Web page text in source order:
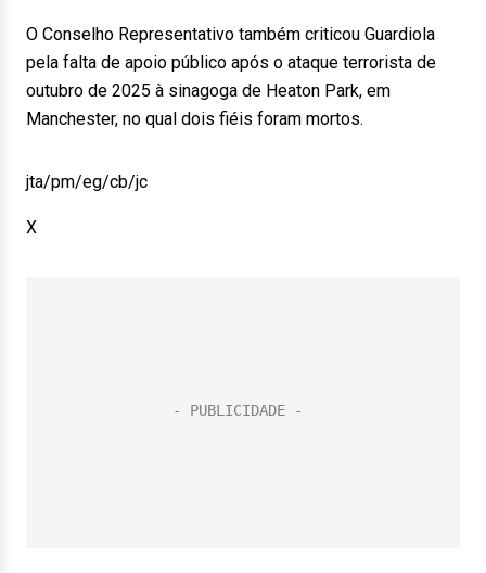
O Conselho Representativo também criticou Guardiola
pela falta de apoio público após o ataque terrorista de
outubro de 2025 à sinagoga de Heaton Park, em
Manchester, no qual dois fiéis foram mortos.
jta/pm/eg/cb/jc
X